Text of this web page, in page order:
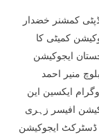
نمبر 8899/2025 خضدار 25 نومبر2025: ڈپٹی کمشنر خضدار
کمیٹی کا
ایجوکیشن
منیر احمد
ایکسین این
افیسر زہری
ڈسٹرکٹ ایجوکیشن